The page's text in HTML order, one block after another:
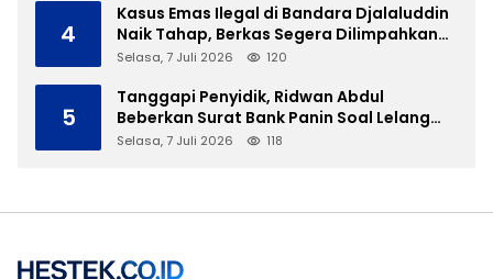
4
Kasus Emas Ilegal di Bandara Djalaluddin
Naik Tahap, Berkas Segera Dilimpahkan
ke JPU
Selasa, 7 Juli 2026 120
5
Tanggapi Penyidik, Ridwan Abdul
Beberkan Surat Bank Panin Soal Lelang
Aset Eks PLTD Isimu
Selasa, 7 Juli 2026 118